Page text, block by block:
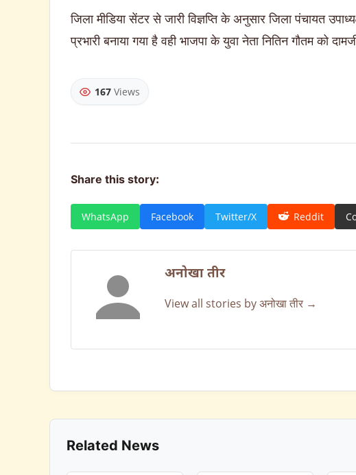
जिला मीडिया सेंटर से जारी विज्ञप्ति के अनुसार जिला पंचायत
प्रभारी बनाया गया है वही भाजपा के युवा नेता नितिन गौतम को
167 Views
Share this story:
WhatsApp Facebook Twitter/X Reddit
अनोखा तीर
View all stories by अनोखा तीर →
Related News